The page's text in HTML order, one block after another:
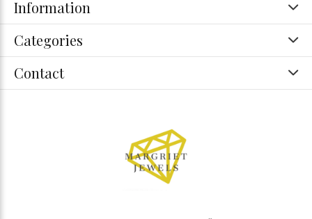
Information
Categories
Contact